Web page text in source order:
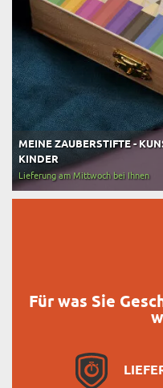
MEINE ZAUBERSTIFTE -
KINDER
Lieferung am Mittwoch bei Ihnen
Für was Sie